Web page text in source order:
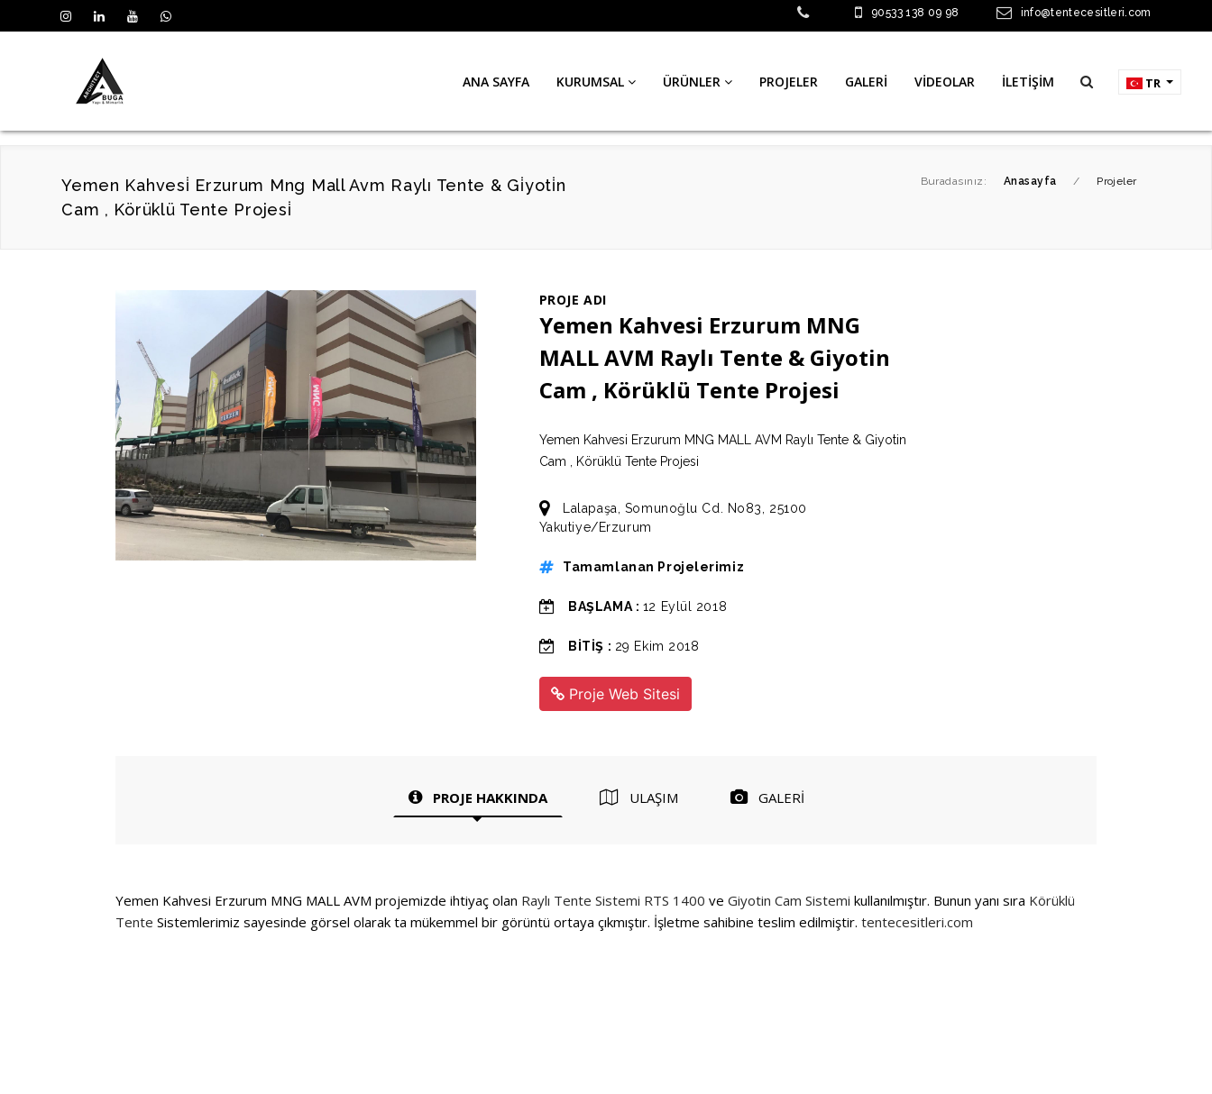
90533 138 09 98 info@tentecesitleri.com
ANA SAYFA KURUMSAL ÜRÜNLER PROJELER GALERİ VİDEOLAR İLETİŞİM TR
Yemen Kahvesi̇ Erzurum Mng Mall Avm Raylı Tente & Gi̇yoti̇n
Cam , Körüklü Tente Projesi̇
Buradasınız: Anasayfa / Projeler
PROJE ADI
Yemen Kahvesi Erzurum MNG
MALL AVM Raylı Tente & Giyotin
Cam , Körüklü Tente Projesi
Yemen Kahvesi Erzurum MNG MALL AVM Raylı Tente & Giyotin
Cam , Körüklü Tente Projesi
Lalapaşa, Somunoğlu Cd. No83, 25100
Yakutiye/Erzurum
Tamamlanan Projelerimiz
BAŞLAMA : 12 Eylül 2018
BİTİŞ : 29 Ekim 2018
Proje Web Sitesi
PROJE HAKKINDA ULAŞIM GALERİ
Yemen Kahvesi Erzurum MNG MALL AVM projemizde ihtiyaç olan Raylı Tente Sistemi RTS 1400 ve Giyotin Cam Sistemi kullanılmıştır. Bunun yanı sıra Körüklü
Tente Sistemlerimiz sayesinde görsel olarak ta mükemmel bir görüntü ortaya çıkmıştır. İşletme sahibine teslim edilmiştir. tentecesitleri.com